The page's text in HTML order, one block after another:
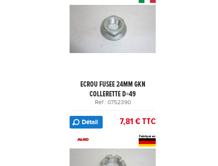
ECROU FUSEE 24MM GKN
COLLERETTE D=49
Réf : 0752390
Détail 7,81 € TTC